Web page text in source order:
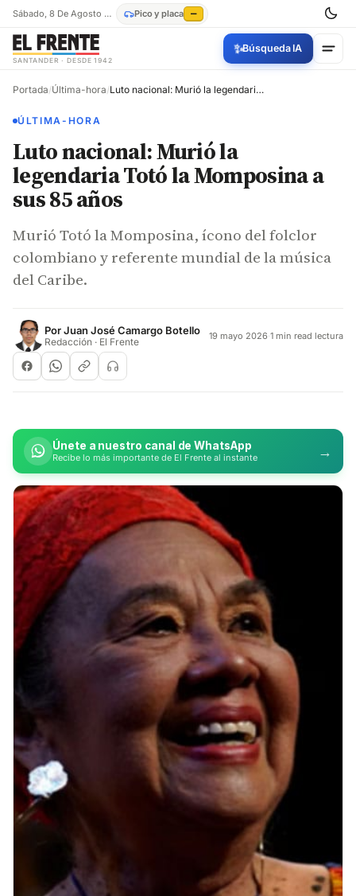
Sábado, 8 De Agosto De 2026 Pico y placa —
SANTANDER · DESDE 1942
✨Búsqueda IA
Portada/Última-hora/ Luto nacional: Murió la legendaria Totó la Momposina a sus 85 años
ÚLTIMA-HORA
Luto nacional: Murió la
legendaria Totó la Momposina a
sus 85 años
Murió Totó la Momposina, ícono del folclor
colombiano y referente mundial de la música
del Caribe.
PorJuan José Camargo Botello
Redacción · El Frente 19 mayo 2026·1 min read lectura
Únete a nuestro canal de WhatsApp
Recibe lo más importante de El Frente al instante →